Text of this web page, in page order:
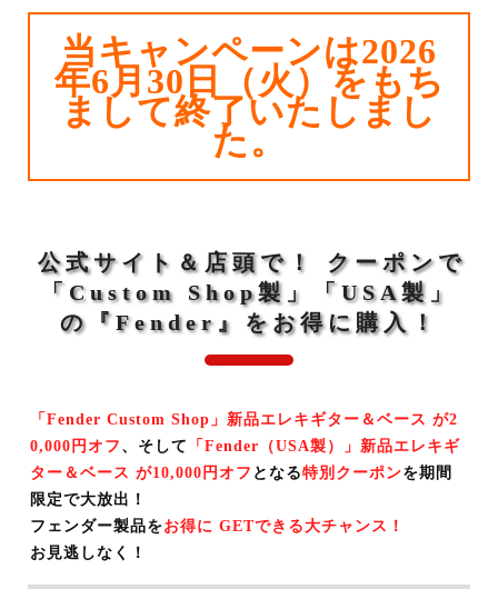
当キャンペーンは2026
年6月30日（火）をもち
まして終了いたしまし
た。
公式サイト＆店頭で！ クーポンで
「Custom Shop製」「USA製」
の『Fender』をお得に購入！
「Fender Custom Shop」新品エレキギター＆ベース が2
0,000円オフ 、そして
「Fender（USA製）」新品エレキギ
ター＆ベース が10,000円オフ となる特別クーポンを期間
限定で大放出！
フェンダー製品をお得に GETできる大チャンス！
お見逃しなく！
シンセサイザー
録音機器
PA機器
DJ機器
中古楽器 U-BOX
HARVEST GUITARS
WINDPAL FINEST GUITARS
渋谷店 新宿店